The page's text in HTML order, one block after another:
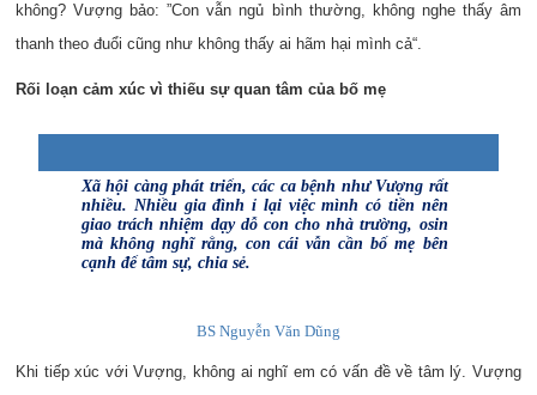
không? Vượng bảo: ”Con vẫn ngủ bình thường, không nghe thấy âm
thanh theo đuổi cũng như không thấy ai hãm hại mình cả“.
Rối loạn cảm xúc vì thiếu sự quan tâm của bố mẹ
Xã hội càng phát triển, các ca bệnh như Vượng rất
nhiều. Nhiều gia đình ỉ lại việc mình có tiền nên
giao trách nhiệm dạy dỗ con cho nhà trường, osin
mà không nghĩ rằng, con cái vẫn cần bố mẹ bên
cạnh để tâm sự, chia sẻ.
BS Nguyễn Văn Dũng
Khi tiếp xúc với Vượng, không ai nghĩ em có vấn đề về tâm lý. Vượng